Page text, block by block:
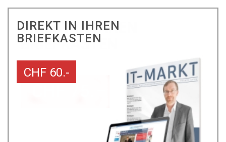
DIREKT IN IHREN
BRIEFKASTEN
CHF 60.-